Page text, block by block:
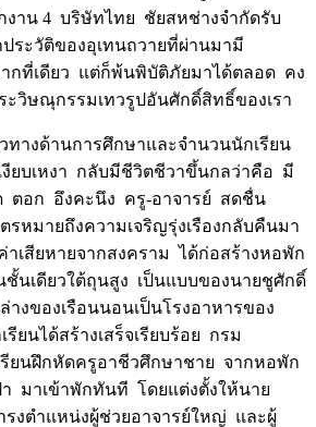
งาน 4 บริษัทไทย ชัยสหช่างจำกัดรับ
ประวัติของอุเทนถวายที่ผ่านมามี
กที่เดียว แต่ก็พ้นพิบัติภัยมาได้ตลอด คง
ะวิษณุกรรมเทวรูปอันศักดิ์สิทธิ์ของเรา
ทางด้านการศึกษาและจำนวนนักเรียน
งียบเหงา กลับมีชีวิตชีวาขึ้นกลว่าคือ มี
ตอก อึงคะนึง ครู-อาจารย์ สดชื่น
รหมายถึงความเจริญรุ่งเรืองกลับคืนมา
าเสียหายจากสงคราม ได้ก่อสร้างหอพัก
ชั้นเดียวใต้ถุนสูง เป็นแบบของนายชูศักดิ์
งของเรือนนอนเป็นโรงอาหารของ
ยนได้สร้างเสร็จเรียบร้อย กรม
รียนฝึกหัดครูอาชีวศึกษาชาย จากหอพัก
มาเข้าพักทันที โดยแต่งตั้งให้นาย
งตำแหน่งผู้ช่วยอาจารย์ใหญ่ และผู้